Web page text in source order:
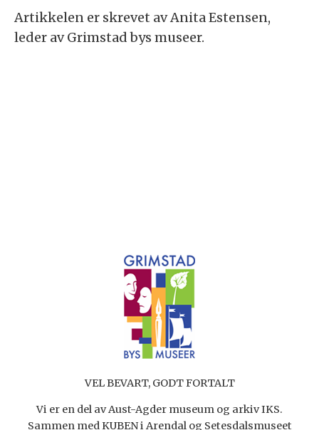
Artikkelen er skrevet av Anita Estensen,
leder av Grimstad bys museer.
VEL BEVART, GODT FORTALT
Vi er en del av Aust-Agder museum og arkiv IKS.
Sammen med KUBEN i Arendal og Setesdalsmuseet